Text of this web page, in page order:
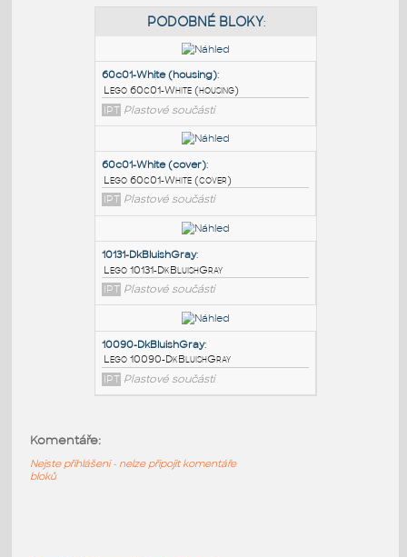
PODOBNÉ BLOKY
60c01-White (housing)
Lego 60c01-White (housing)
IPT Plastové součásti
60c01-White (cover):
Lego 60c01-White (cover)
IPT Plastové součásti
Lego 10131-DkBluishGray
Komentáře:
Nejste přihlášeni - nelze připojit komentáře
bloků